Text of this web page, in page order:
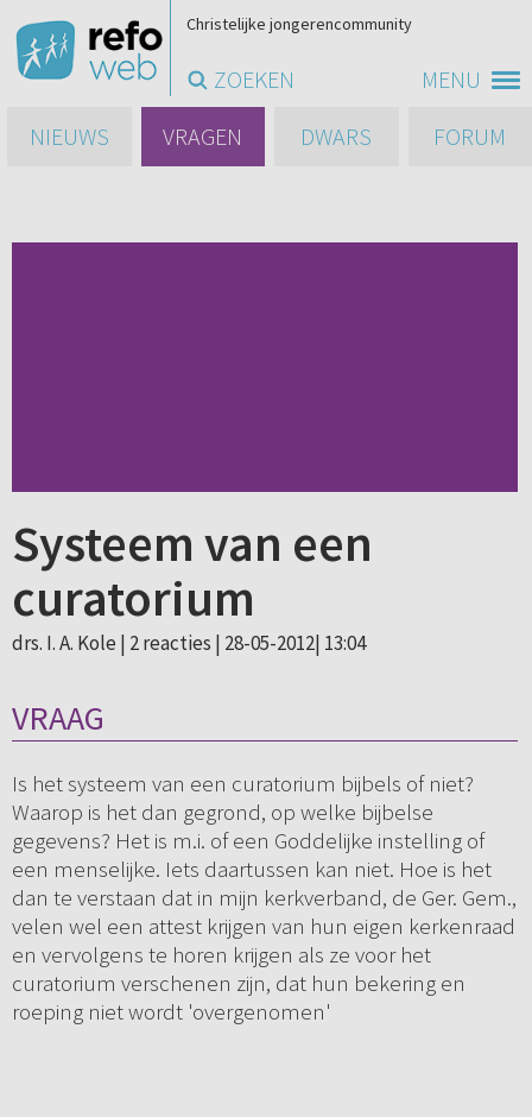
MENU
Christelijke jongerencommunity
ZOEKEN
NIEUWS
VRAGEN DWARS FORUM
Systeem van een
curatorium
drs. I. A. Kole | 2 reacties | 28-05-2012| 13:04
VRAAG
Is het systeem van een curatorium bijbels of niet?
Waarop is het dan gegrond, op welke bijbelse
gegevens? Het is m.i. of een Goddelijke instelling of
een menselijke. Iets daartussen kan niet. Hoe is het
dan te verstaan dat in mijn kerkverband, de Ger. Gem.,
velen wel een attest krijgen van hun eigen kerkenraad
en vervolgens te horen krijgen als ze voor het
curatorium verschenen zijn, dat hun bekering en
roeping niet wordt 'overgenomen'